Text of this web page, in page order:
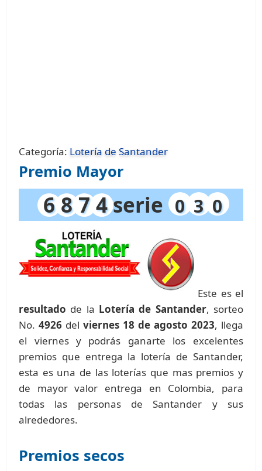
Categoría: Lotería de Santander
Premio Mayor
6 8 7 4serie 0 3 0
Este es el
resultado de la Lotería de Santander, sorteo
No.4926 delviernes 18 de agosto 2023, llega
el viernes y podrás ganarte los excelentes
premios que entrega la lotería de Santander,
esta es una de las loterías que mas premios y
de mayor valor entrega en Colombia, para
todas las personas de Santander y sus
alrededores.
Premios secos